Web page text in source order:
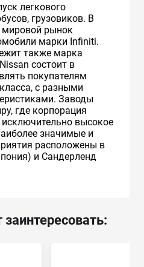
легкового
грузовиков. В
мировой рынок
марки Infiniti.
также марка
состоит в
покупателям
с разными
Заводы
где корпорация
высокое
значимые и
расположены в
и Сандерленд